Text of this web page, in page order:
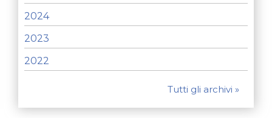
2024
2023
2022
Tutti gli archivi »